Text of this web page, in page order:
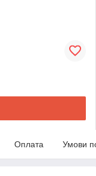
Оплата Умови